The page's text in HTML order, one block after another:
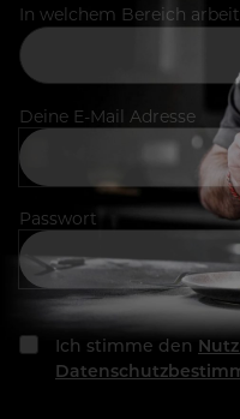
In welchem Bereich
Deine E-Mail Adresse
Passwort
Ich stimme den